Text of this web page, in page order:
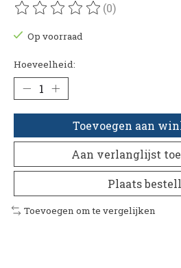
De beoordeling van dit
(0)
Op voorraad
Hoeveelheid:
Toevoegen aan
Aan verlanglijst
Plaats
Toevoegen om te vergelijken